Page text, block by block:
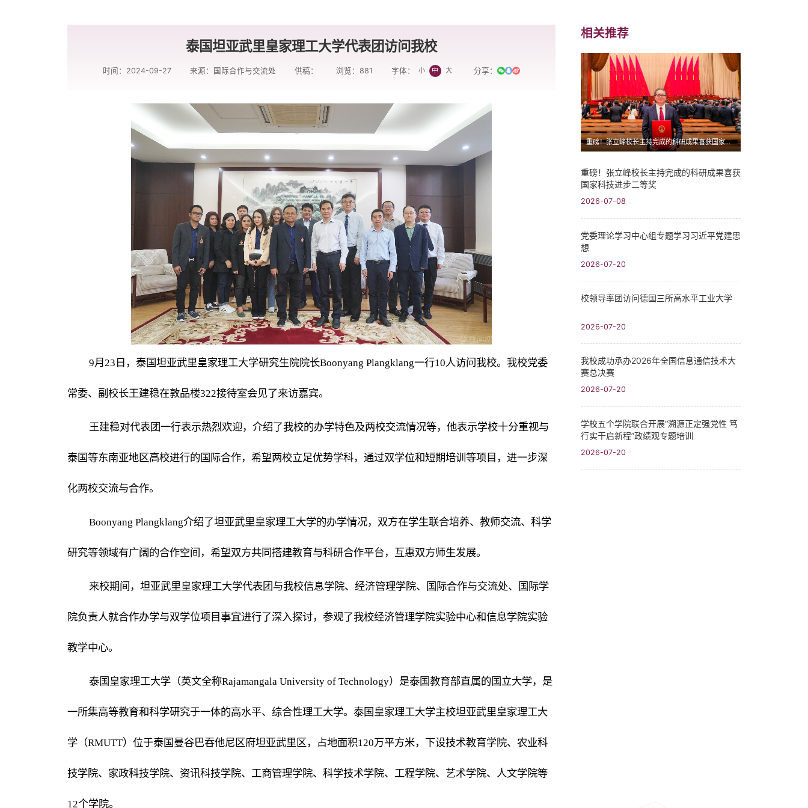
泰国坦亚武里皇家理工大学代表团访问我校
时间：2024-09-27 来源：国际合作与交流处 供稿： 浏览：881 字体： 小 中 大 分享：
9月 23 日，泰国坦亚武里皇家理工大学研究生院院长Boonyang Plangklang一行10人访问我校。我校党委
常委、副校长王建稳在敦品楼322接待室会见了来访嘉宾。
王建稳对代表团一行表示热烈欢迎，介绍了我校的办学特色及两校交流情况等， 他表示学校十分重视与
泰国等东南亚地区高校进行的国际合作，希望两校立足优势学科，通过双学位和短期培训等项目，进一步深
化两校交流与合作。
Boonyang Plangklang介绍了坦亚武里皇家理工大学的办学情况，双方在学生联合培养、教师交流、科学
研究等领域有广阔的合作空间，希望双方共同搭建教育与科研合作平台，互惠双方师生发展。
来校期间，坦亚武里皇家理工大学代表团与我校信息学院、经济管理学院、国际合作与交流处、国际学
院负责人就合作办学与双学位项目事宜进行了深入探讨，参观了我校经济管理学院实验中心和信息学院实验
教学中心。
泰国皇家理工大学（英文全称Rajamangala University of Technology）是泰国教育部直属的国立大学，是
一所集高等教育和科学研究于一体的高水平、综合性理工大学。泰国皇家理工大学主校坦亚武里皇家理工大
学（RMUTT）位于泰国曼谷巴吞他尼区府坦亚武里区，占地面积120万平方米，下设技术教育学院、农业科
技学院、家政科技学院、资讯科技学院、工商管理学院、科学技术学院、工程学院、艺术学院、人文学院等
12个学院。
相关推荐
重磅！张立峰校长主持完成的科研成果喜获国家科技进步二等奖
重磅！张立峰校长主持完成的科研成果喜获
国家科技进步二等奖
2026-07-08
党委理论学习中心组专题学习习近平党建思
想
2026-07-20
校领导率团访问德国三所高水平工业大学
2026-07-20
我校成功承办2026年全国信息通信技术大
赛总决赛
2026-07-20
学校五个学院联合开展“溯源正定强党性 笃
行实干启新程”政绩观专题培训
2026-07-20